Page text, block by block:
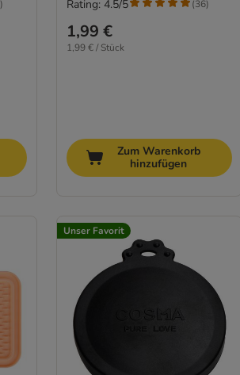
)
1,99 €
1,99 € / Stück
Rating: 4.5/5 (36)
Zum Warenkorb
hinzufügen
Unser Favorit